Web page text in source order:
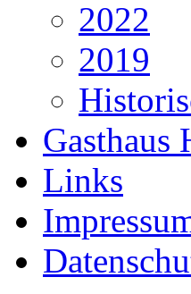
2022
2019
Gasthaus
Links